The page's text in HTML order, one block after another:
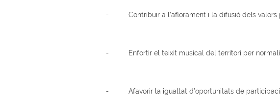
- Contribuir a l’aflorament i la difusió dels valors
- Enfortir el teixit musical del territori per
- Afavorir la igualtat d’oportunitats de participació